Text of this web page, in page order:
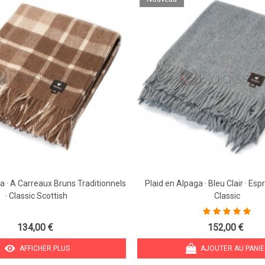
· A Carreaux Bruns Traditionnels
· Classic Scottish
134,00 €
AFFICHER PLUS
Plaid en Alpaga · Bleu Clair ·
Classic
152,00 €
AJOUTER AU